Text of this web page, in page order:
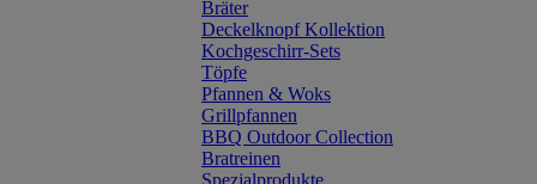
Bräter
Deckelknopf Kollektion
Kochgeschirr-Sets
Töpfe
Pfannen & Woks
Grillpfannen
BBQ Outdoor Collection
Bratreinen
Spezialprodukte